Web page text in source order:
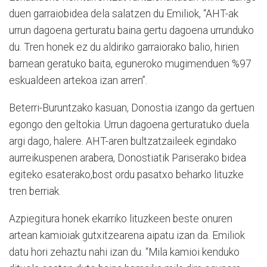
duen garraiobidea dela salatzen du Emiliok, “AHT-ak
urrun dagoena gerturatu baina gertu dagoena urrunduko
du. Tren honek ez du aldiriko garraiorako balio, hirien
barnean geratuko baita, eguneroko mugimenduen %97
eskualdeen artekoa izan arren”.
Beterri-Buruntzako kasuan, Donostia izango da gertuen
egongo den geltokia. Urrun dagoena gerturatuko duela
argi dago, halere. AHT-aren bultzatzaileek egindako
aurreikuspenen arabera, Donostiatik Pariserako bidea
egiteko esaterako,bost ordu pasatxo beharko lituzke
tren berriak.
Azpiegitura honek ekarriko lituzkeen beste onuren
artean kamioiak gutxitzearena aipatu izan da. Emiliok
datu hori zehaztu nahi izan du. “Mila kamioi kenduko